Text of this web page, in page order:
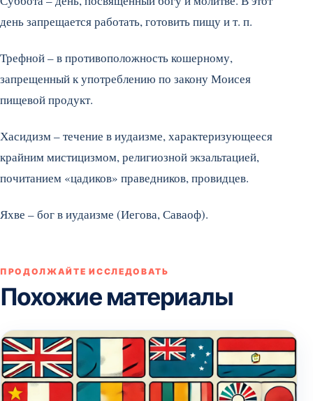
день запрещается работать, готовить пищу и т. п.
Трефной – в противоположность кошерному,
запрещенный к употреблению по закону Моисея
пищевой продукт.
Хасидизм – течение в иудаизме, характеризующееся
крайним мистицизмом, религиозной экзальтацией,
почитанием «цадиков» праведников, провидцев.
Яхве – бог в иудаизме (Иегова, Саваоф).
ПРОДОЛЖАЙТЕ ИССЛЕДОВАТЬ
Похожие материалы